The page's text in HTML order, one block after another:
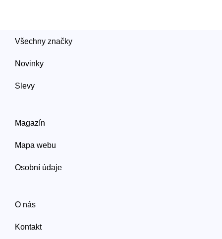
Všechny značky
Novinky
Slevy
Magazín
Mapa webu
Osobní údaje
O nás
Kontakt